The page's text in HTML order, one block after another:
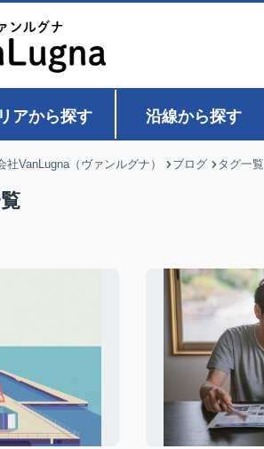
アから探す 沿線から探す
VanLugna（ヴァンルグナ） ブログ タグ一覧